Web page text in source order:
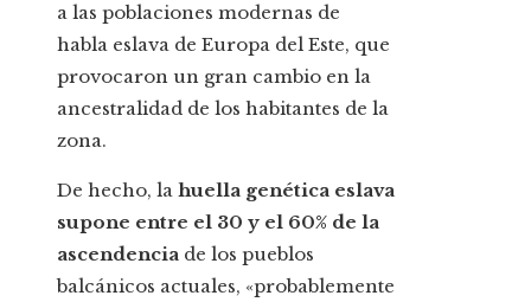
a las poblaciones modernas de
habla eslava de Europa del Este, que
provocaron un gran cambio en la
ancestralidad de los habitantes de la
zona.
De hecho, la huella genética eslava
supone entre el 30 y el 60% de la
ascendencia de los pueblos
balcánicos actuales, «probablemente